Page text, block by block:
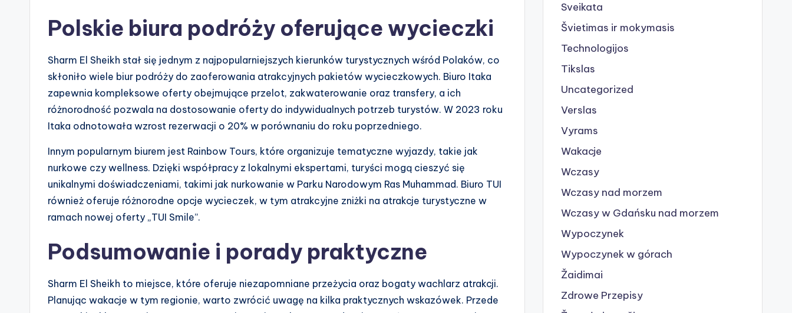
Polskie biura podróży oferujące wycieczki
Sharm El Sheikh stał się jednym z najpopularniejszych kierunków turystycznych wśród Polaków, co
skłoniło wiele biur podróży do zaoferowania atrakcyjnych pakietów wycieczkowych. Biuro Itaka
zapewnia kompleksowe oferty obejmujące przelot, zakwaterowanie oraz transfery, a ich
różnorodność pozwala na dostosowanie oferty do indywidualnych potrzeb turystów. W 2023 roku
Itaka odnotowała wzrost rezerwacji o 20% w porównaniu do roku poprzedniego.
Innym popularnym biurem jest Rainbow Tours, które organizuje tematyczne wyjazdy, takie jak
nurkowe czy wellness. Dzięki współpracy z lokalnymi ekspertami, turyści mogą cieszyć się
unikalnymi doświadczeniami, takimi jak nurkowanie w Parku Narodowym Ras Muhammad. Biuro TUI
również oferuje różnorodne opcje wycieczek, w tym atrakcyjne zniżki na atrakcje turystyczne w
ramach nowej oferty „TUI Smile”.
Podsumowanie i porady praktyczne
Sharm El Sheikh to miejsce, które oferuje niezapomniane przeżycia oraz bogaty wachlarz atrakcji.
Planując wakacje w tym regionie, warto zwrócić uwagę na kilka praktycznych wskazówek. Przede
Sveikata
Švietimas ir mokymasis
Technologijos
Tikslas
Uncategorized
Verslas
Vyrams
Wakacje
Wczasy
Wczasy nad morzem
Wczasy w Gdańsku nad morzem
Wypoczynek
Wypoczynek w górach
Žaidimai
Zdrowe Przepisy